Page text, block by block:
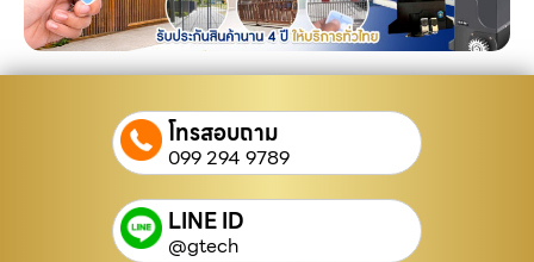
โทรสอบถาม
099 294 9789
LINE ID
@gtech